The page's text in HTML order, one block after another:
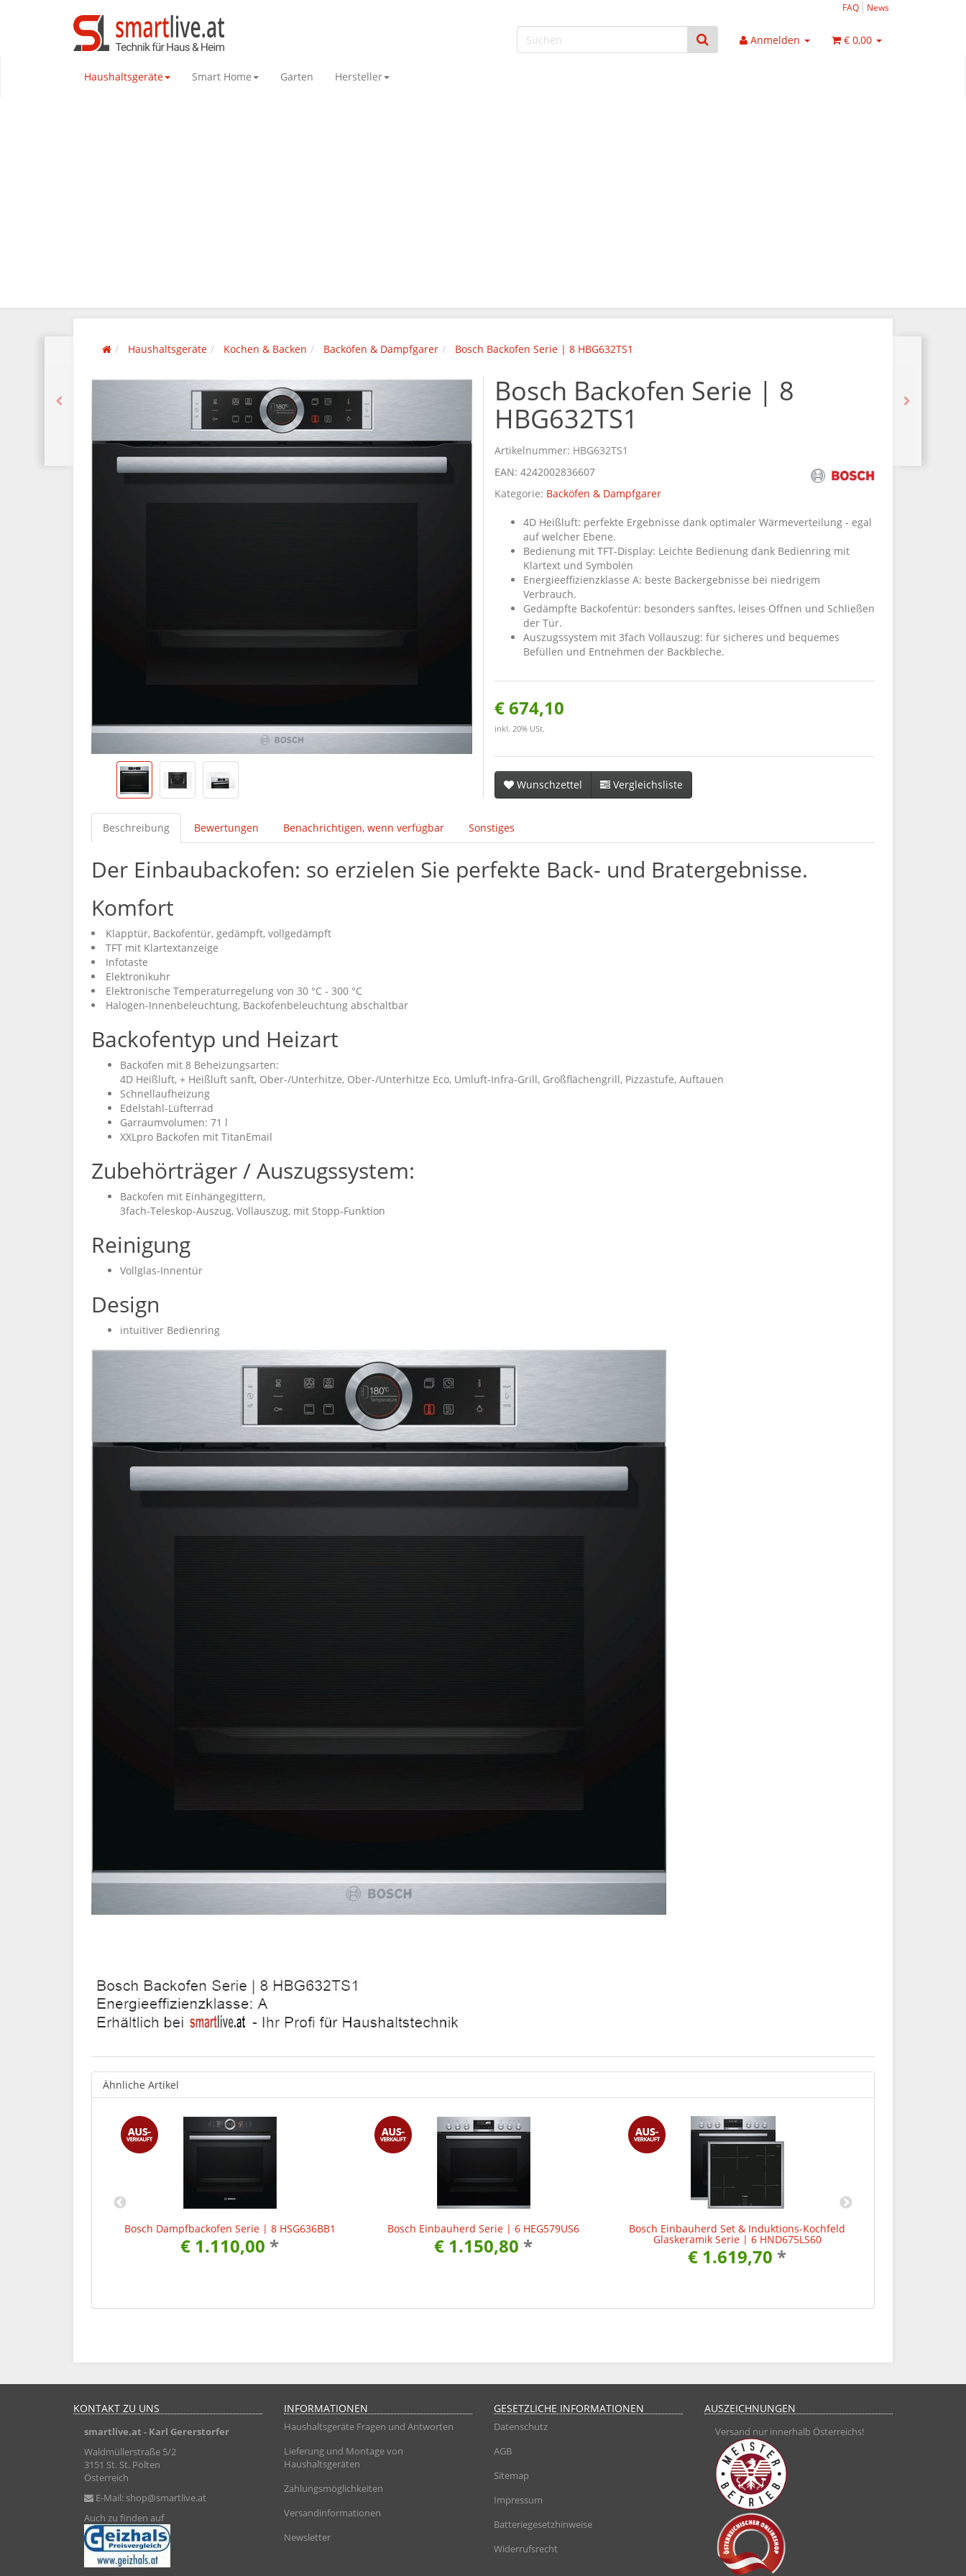
FAQ News
Anmelden € 0,00
Haushaltsgeräte Smart Home Garten Hersteller
Haushaltsgeräte Kochen & Backen Backöfen & Dampfgarer Bosch Backofen Serie | 8 HBG632TS1
Bosch Backofen Serie | 8
HBG632TS1
Artikelnummer: HBG632TS1
EAN: 4242002836607
Kategorie: Backöfen & Dampfgarer
4D Heißluft: perfekte Ergebnisse dank optimaler Wärmeverteilung - egal
auf welcher Ebene.
Bedienung mit TFT-Display: Leichte Bedienung dank Bedienring mit
Klartext und Symbolen
Energieeffizienzklasse A: beste Backergebnisse bei niedrigem
Verbrauch.
Gedämpfte Backofentür: besonders sanftes, leises Öffnen und Schließen
der Tür.
Auszugssystem mit 3fach Vollauszug: für sicheres und bequemes
Befüllen und Entnehmen der Backbleche.
€ 674,10
inkl. 20% USt.
Wunschzettel Vergleichsliste
Beschreibung Bewertungen Benachrichtigen, wenn verfügbar Sonstiges
Der Einbaubackofen: so erzielen Sie perfekte Back- und Bratergebnisse.
Komfort
Klapptür, Backofentür, gedämpft, vollgedämpft
TFT mit Klartextanzeige
Infotaste
Elektronikuhr
Elektronische Temperaturregelung von 30 °C - 300 °C
Halogen-Innenbeleuchtung, Backofenbeleuchtung abschaltbar
Backofentyp und Heizart
Backofen mit 8 Beheizungsarten:
4D Heißluft, + Heißluft sanft, Ober-/Unterhitze, Ober-/Unterhitze Eco, Umluft-Infra-Grill, Großflächengrill, Pizzastufe, Auftauen
Schnellaufheizung
Edelstahl-Lüfterrad
Garraumvolumen: 71 l
XXLpro Backofen mit TitanEmail
Zubehörträger / Auszugssystem:
Backofen mit Einhängegittern,
3fach-Teleskop-Auszug, Vollauszug, mit Stopp-Funktion
Reinigung
Vollglas-Innentür
Design
intuitiver Bedienring
Ähnliche Artikel
Bosch Dampfbackofen Serie | 8 HSG636BB1
€ 1.110,00 *
Bosch Einbauherd Serie | 6 HEG579US6
€ 1.150,80 *
Bosch Einbauherd Set & Induktions-Kochfeld
Glaskeramik Serie | 6 HND675LS60
€ 1.619,70 *
KONTAKT ZU UNS
smartlive.at - Karl Gererstorfer
Waldmüllerstraße 5/2
3151 St. St. Pölten
Österreich
E-Mail: shop@smartlive.at
Auch zu finden auf
INFORMATIONEN
Haushaltsgeräte Fragen und Antworten
Lieferung und Montage von
Haushaltsgeräten
Zahlungsmöglichkeiten
Versandinformationen
Newsletter
GESETZLICHE INFORMATIONEN
Datenschutz
AGB
Sitemap
Impressum
Batteriegesetzhinweise
Widerrufsrecht
AUSZEICHNUNGEN
Versand nur innerhalb Österreichs!